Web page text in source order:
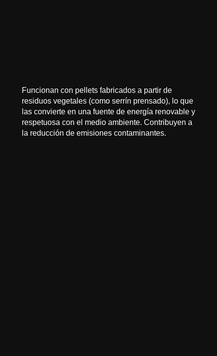
Funcionan con pellets fabricados a partir de
residuos vegetales (como serrín prensado), lo que
las convierte en una fuente de energía renovable y
respetuosa con el medio ambiente. Contribuyen a
la reducción de emisiones contaminantes.